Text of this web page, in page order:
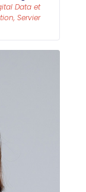
Data et
Servier